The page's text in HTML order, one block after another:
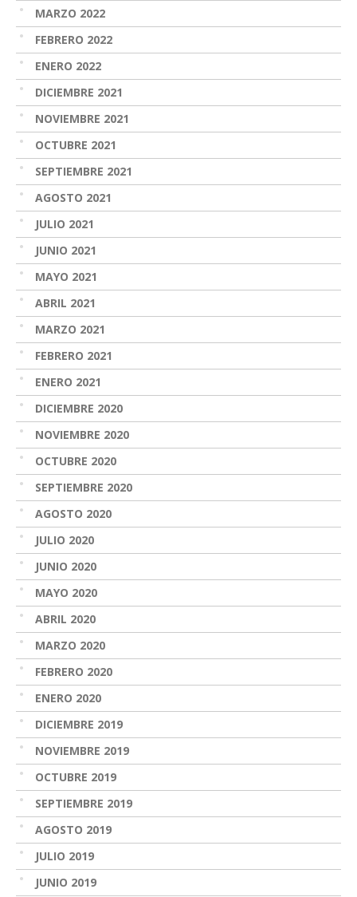
MARZO 2022
FEBRERO 2022
ENERO 2022
DICIEMBRE 2021
NOVIEMBRE 2021
OCTUBRE 2021
SEPTIEMBRE 2021
AGOSTO 2021
JULIO 2021
JUNIO 2021
MAYO 2021
ABRIL 2021
MARZO 2021
FEBRERO 2021
ENERO 2021
DICIEMBRE 2020
NOVIEMBRE 2020
OCTUBRE 2020
SEPTIEMBRE 2020
AGOSTO 2020
JULIO 2020
JUNIO 2020
MAYO 2020
ABRIL 2020
MARZO 2020
FEBRERO 2020
ENERO 2020
DICIEMBRE 2019
NOVIEMBRE 2019
OCTUBRE 2019
SEPTIEMBRE 2019
AGOSTO 2019
JULIO 2019
JUNIO 2019